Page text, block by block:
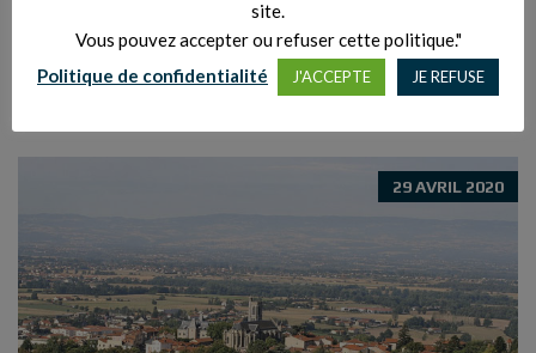
LIRE LA SUITE...
29 AVRIL 2020
site.
Vous pouvez accepter ou refuser cette politique."
Politique de confidentialité
J'ACCEPTE JE REFUSE